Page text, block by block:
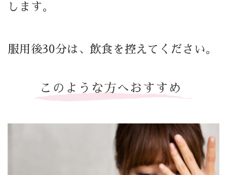
します。
服用後30分は、飲食を控えてください。